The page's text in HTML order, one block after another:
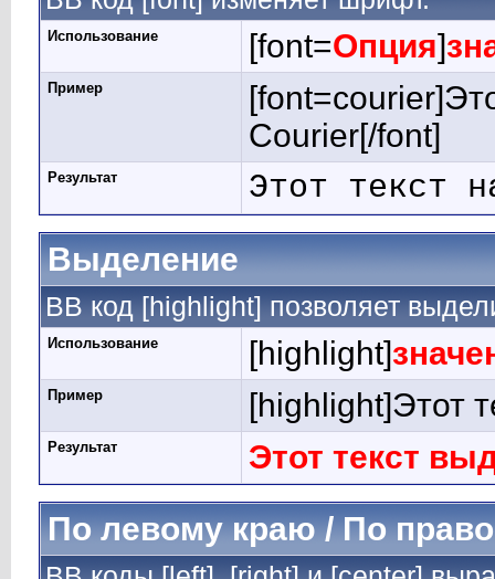
Использование [font=Опция]
Пример
Courier[/font]
Результат Этот текст
Выделение
BB код [highlight] позволяет
Использование [highlight]
Пример [highlight]Этот
Результат
Этот текст
По левому краю / По